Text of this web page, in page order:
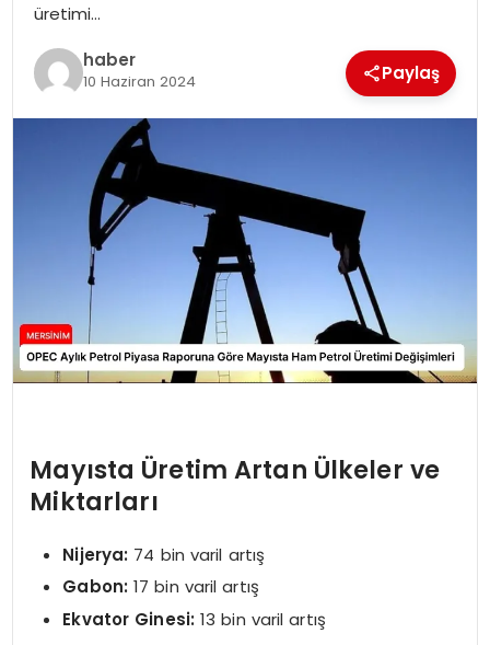
DÜNYA
OTOMOBIL
üretimi…
haber
10 Haziran 2024 Paylaş
Mayısta Üretim Artan Ülkeler ve
Miktarları
Nijerya: 74 bin varil artış
Gabon:17 bin varil artış
Ekvator Ginesi:13 bin varil artış